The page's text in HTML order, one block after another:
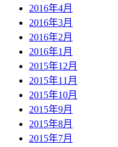
2016年4月
2016年3月
2016年2月
2016年1月
2015年12月
2015年11月
2015年10月
2015年9月
2015年8月
2015年7月